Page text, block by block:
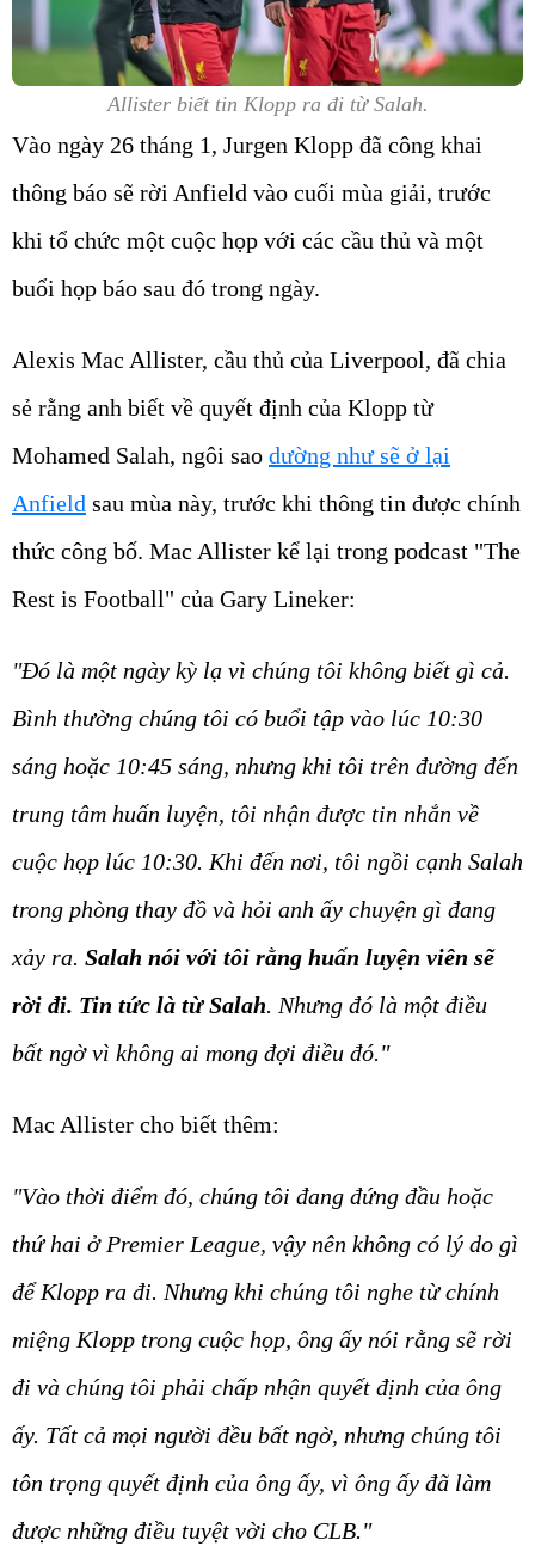
Allister biết tin Klopp ra đi từ Salah.
Vào ngày 26 tháng 1, Jurgen Klopp đã công khai
thông báo sẽ rời Anfield vào cuối mùa giải, trước
khi tổ chức một cuộc họp với các cầu thủ và một
buổi họp báo sau đó trong ngày.
Alexis Mac Allister, cầu thủ của Liverpool, đã chia
sẻ rằng anh biết về quyết định của Klopp từ
Mohamed Salah, ngôi sao dường như sẽ ở lại
Anfield sau mùa này, trước khi thông tin được chính
thức công bố. Mac Allister kể lại trong podcast "The
Rest is Football" của Gary Lineker:
"Đó là một ngày kỳ lạ vì chúng tôi không biết gì cả.
Bình thường chúng tôi có buổi tập vào lúc 10:30
sáng hoặc 10:45 sáng, nhưng khi tôi trên đường đến
trung tâm huấn luyện, tôi nhận được tin nhắn về
cuộc họp lúc 10:30. Khi đến nơi, tôi ngồi cạnh Salah
trong phòng thay đồ và hỏi anh ấy chuyện gì đang
xảy ra. Salah nói với tôi rằng huấn luyện viên sẽ
rời đi. Tin tức là từ Salah. Nhưng đó là một điều
bất ngờ vì không ai mong đợi điều đó."
Mac Allister cho biết thêm:
"Vào thời điểm đó, chúng tôi đang đứng đầu hoặc
thứ hai ở Premier League, vậy nên không có lý do gì
để Klopp ra đi. Nhưng khi chúng tôi nghe từ chính
miệng Klopp trong cuộc họp, ông ấy nói rằng sẽ rời
đi và chúng tôi phải chấp nhận quyết định của ông
ấy. Tất cả mọi người đều bất ngờ, nhưng chúng tôi
tôn trọng quyết định của ông ấy, vì ông ấy đã làm
được những điều tuyệt vời cho CLB."